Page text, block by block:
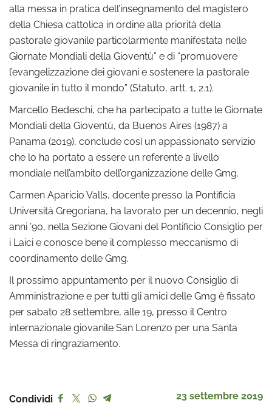
alla messa in pratica dell’insegnamento del magistero
della Chiesa cattolica in ordine alla priorità della
pastorale giovanile particolarmente manifestata nelle
Giornate Mondiali della Gioventù” e di “promuovere
l’evangelizzazione dei giovani e sostenere la pastorale
giovanile in tutto il mondo” (Statuto, artt. 1, 2.1).
Marcello Bedeschi, che ha partecipato a tutte le Giornate
Mondiali della Gioventù, da Buenos Aires (1987) a
Panama (2019), conclude così un appassionato servizio
che lo ha portato a essere un referente a livello
mondiale nell’ambito dell’organizzazione delle Gmg.
Carmen Aparicio Valls, docente presso la Pontificia
Università Gregoriana, ha lavorato per un decennio, negli
anni ’90, nella Sezione Giovani del Pontificio Consiglio per
i Laici e conosce bene il complesso meccanismo di
coordinamento delle Gmg.
Il prossimo appuntamento per il nuovo Consiglio di
Amministrazione e per tutti gli amici delle Gmg è fissato
per sabato 28 settembre, alle 19, presso il Centro
internazionale giovanile San Lorenzo per una Santa
Messa di ringraziamento.
Condividi 23 settembre 2019